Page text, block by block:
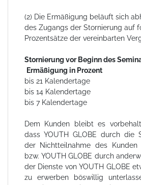
(2) Die Ermäßigung beläuft sich
des Zugangs der Stornierung auf
Prozentsätze der vereinbarten
Stornierung vor Beginn des
Ermäßigung in Prozent
bis 21
bis 14
bis 7
Dem Kunden bleibt es
dass YOUTH GLOBE durch die
der Nichtteilnahme des Kunden
bzw. YOUTH GLOBE durch
der Dienste von YOUTH GLOBE
zu erwerben böswillig